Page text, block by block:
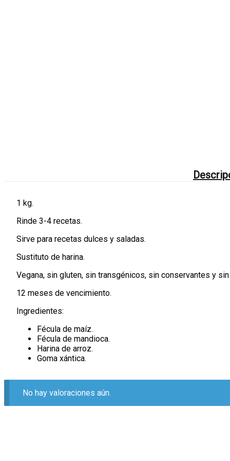
1 kg.
Rinde 3-4 recetas.
Sirve para recetas dulces y saladas.
Sustituto de harina.
Vegana, sin gluten, sin transgénicos, sin conservantes y
12 meses de vencimiento.
Ingredientes:
Fécula de maíz.
Fécula de mandioca.
Harina de arroz.
Goma xántica.
No hay valoraciones aún.